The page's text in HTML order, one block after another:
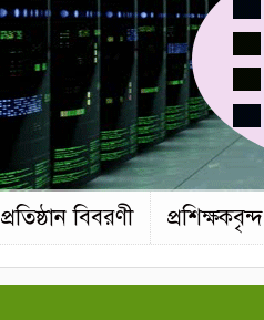
প্রতিষ্ঠান বিবরণী প্রশিক্ষকবৃন্দ